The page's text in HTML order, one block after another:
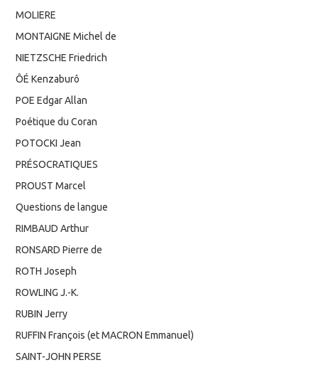
MOLIERE
MONTAIGNE Michel de
NIETZSCHE Friedrich
ÔÉ Kenzaburô
POE Edgar Allan
Poétique du Coran
POTOCKI Jean
PRÉSOCRATIQUES
PROUST Marcel
Questions de langue
RIMBAUD Arthur
RONSARD Pierre de
ROTH Joseph
ROWLING J.-K.
RUBIN Jerry
RUFFIN François (et MACRON Emmanuel)
SAINT-JOHN PERSE